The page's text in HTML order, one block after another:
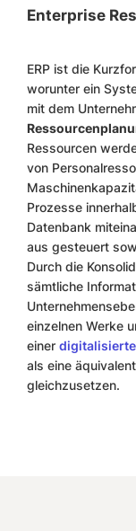
Enterprise
ERP ist die
worunter ein
mit dem
Ressourcen
von
Prozesse
Datenbank
aus gesteuert
Durch die
sämtliche
einzelnen Werke
einer
als eine
gleichzusetzen.